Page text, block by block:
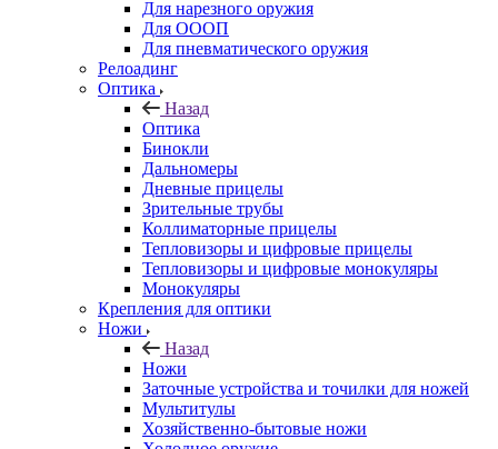
Для нарезного оружия
Для ОООП
Для пневматического оружия
Релоадинг
Оптика
Назад
Оптика
Бинокли
Дальномеры
Дневные прицелы
Зрительные трубы
Коллиматорные прицелы
Тепловизоры и цифровые прицелы
Тепловизоры и цифровые монокуляры
Монокуляры
Крепления для оптики
Ножи
Назад
Ножи
Заточные устройства и точилки для ножей
Мультитулы
Хозяйственно-бытовые ножи